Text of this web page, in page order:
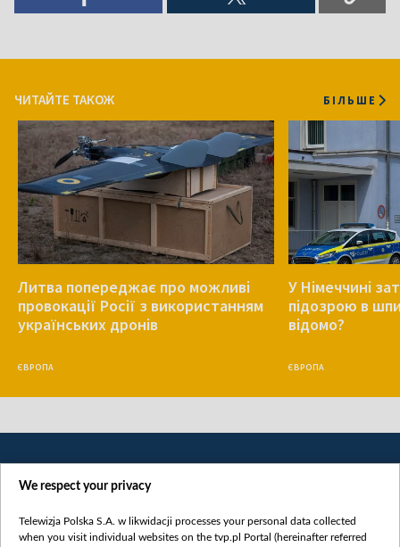
ЧИТАЙТЕ ТАКОЖ БІЛЬШЕ
Литва попереджає про можливі
провокації Росії з використанням
українських дронів
ЄВРОПА
У Німеччині
підозрою в
відомо?
ЄВРОПА
We respect your privacy
Telewizja Polska S.A. w likwidacji processes your personal data collected
when you visit individual websites on the tvp.pl Portal (hereinafter referred